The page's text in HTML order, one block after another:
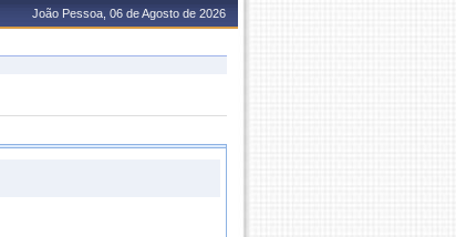
João Pessoa, 06 de Agosto de 2026